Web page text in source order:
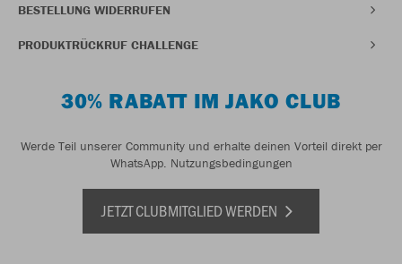
BESTELLUNG WIDERRUFEN
PRODUKTRÜCKRUF CHALLENGE
30% RABATT IM JAKO CLUB
Werde Teil unserer Community und erhalte deinen Vorteil direkt per
WhatsApp. Nutzungsbedingungen
JETZT CLUBMITGLIED WERDEN